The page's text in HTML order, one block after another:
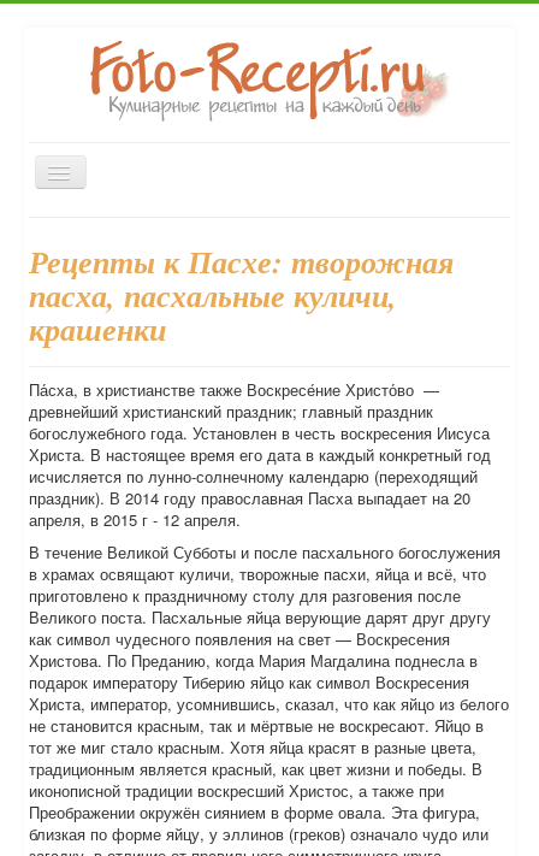
Включить/
выключить
Десерты
Выпечка Напитки
Консервирование
Форум
Рецепты к Пасхе: творожная
пасха, пасхальные куличи,
крашенки
Па́сха, в христианстве также Воскресе́ние Христо́во —
древнейший христианский праздник; главный праздник
богослужебного года. Установлен в честь воскресения Иисуса
Христа. В настоящее время его дата в каждый конкретный год
исчисляется по лунно-солнечному календарю (переходящий
праздник). В 2014 году православная Пасха выпадает на 20
апреля, в 2015 г - 12 апреля.
В течение Великой Субботы и после пасхального богослужения
в храмах освящают куличи, творожные пасхи, яйца и всё, что
приготовлено к праздничному столу для разговения после
Великого поста. Пасхальные яйца верующие дарят друг другу
как символ чудесного появления на свет — Воскресения
Христова. По Преданию, когда Мария Магдалина поднесла в
подарок императору Тиберию яйцо как символ Воскресения
Христа, император, усомнившись, сказал, что как яйцо из белого
не становится красным, так и мёртвые не воскресают. Яйцо в
тот же миг стало красным. Хотя яйца красят в разные цвета,
традиционным является красный, как цвет жизни и победы. В
иконописной традиции воскресший Христос, а также при
Преображении окружён сиянием в форме овала. Эта фигура,
близкая по форме яйцу, у эллинов (греков) означало чудо или